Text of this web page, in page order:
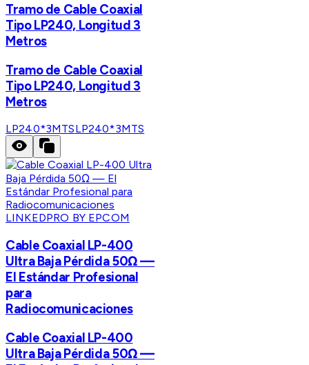
Tramo de Cable Coaxial
Tipo LP240, Longitud 3
Metros
Tramo de Cable Coaxial
Tipo LP240, Longitud 3
Metros
LP240*3MTSLP240*3MTS
LINKEDPRO BY EPCOM
Cable Coaxial LP-400
Ultra Baja Pérdida 50Ω —
El Estándar Profesional
para
Radiocomunicaciones
Cable Coaxial LP-400
Ultra Baja Pérdida 50Ω —